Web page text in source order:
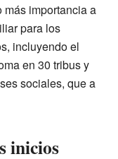
importancia a
para los
incluyendo el
en 30 tribus y
sociales, que a
inicios